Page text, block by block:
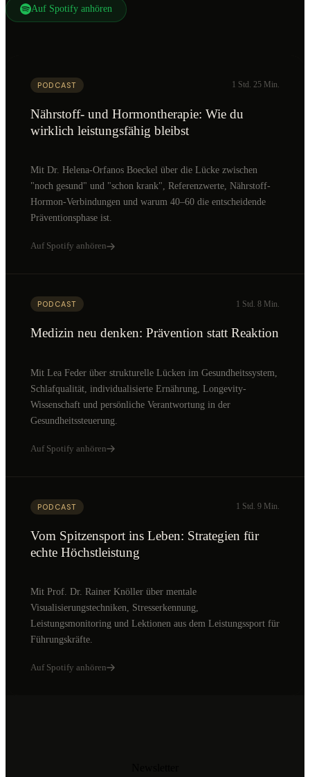
Auf Spotify anhören
PODCAST 1 Std. 25 Min.
Nährstoff- und Hormontherapie: Wie du
wirklich leistungsfähig bleibst
Mit Dr. Helena-Orfanos Boeckel über die Lücke zwischen
"noch gesund" und "schon krank", Referenzwerte, Nährstoff-
Hormon-Verbindungen und warum 40–60 die entscheidende
Präventionsphase ist.
Auf Spotify anhören
PODCAST 1 Std. 8 Min.
Medizin neu denken: Prävention statt Reaktion
Mit Lea Feder über strukturelle Lücken im Gesundheitssystem,
Schlafqualität, individualisierte Ernährung, Longevity-
Wissenschaft und persönliche Verantwortung in der
Gesundheitssteuerung.
Auf Spotify anhören
PODCAST 1 Std. 9 Min.
Vom Spitzensport ins Leben: Strategien für
echte Höchstleistung
Mit Prof. Dr. Rainer Knöller über mentale
Visualisierungstechniken, Stresserkennung,
Leistungsmonitoring und Lektionen aus dem Leistungssport für
Führungskräfte.
Auf Spotify anhören